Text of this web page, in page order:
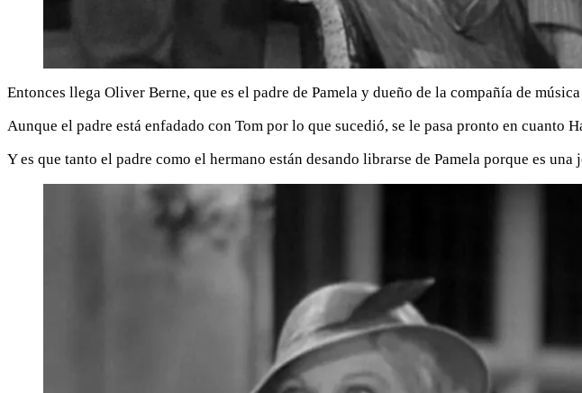
Entonces llega Oliver Berne, que es el padre de Pamela y dueño de la compañía de
Aunque el padre está enfadado con Tom por lo que sucedió, se le pasa pronto en cuanto
Y es que tanto el padre como el hermano están desando librarse de Pamela porque es